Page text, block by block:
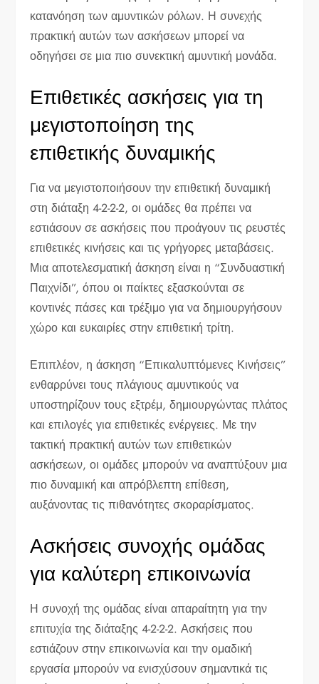
κατανόηση των αμυντικών ρόλων. Η συνεχής
πρακτική αυτών των ασκήσεων μπορεί να
οδηγήσει σε μια πιο συνεκτική αμυντική μονάδα.
Επιθετικές ασκήσεις για τη
μεγιστοποίηση της
επιθετικής δυναμικής
Για να μεγιστοποιήσουν την επιθετική δυναμική
στη διάταξη 4-2-2-2, οι ομάδες θα πρέπει να
εστιάσουν σε ασκήσεις που προάγουν τις ρευστές
επιθετικές κινήσεις και τις γρήγορες μεταβάσεις.
Μια αποτελεσματική άσκηση είναι η “Συνδυαστική
Παιχνίδι”, όπου οι παίκτες εξασκούνται σε
κοντινές πάσες και τρέξιμο για να δημιουργήσουν
χώρο και ευκαιρίες στην επιθετική τρίτη.
Επιπλέον, η άσκηση “Επικαλυπτόμενες Κινήσεις”
ενθαρρύνει τους πλάγιους αμυντικούς να
υποστηρίζουν τους εξτρέμ, δημιουργώντας πλάτος
και επιλογές για επιθετικές ενέργειες. Με την
τακτική πρακτική αυτών των επιθετικών
ασκήσεων, οι ομάδες μπορούν να αναπτύξουν μια
πιο δυναμική και απρόβλεπτη επίθεση,
αυξάνοντας τις πιθανότητες σκοραρίσματος.
Ασκήσεις συνοχής ομάδας
για καλύτερη επικοινωνία
Η συνοχή της ομάδας είναι απαραίτητη για την
επιτυχία της διάταξης 4-2-2-2. Ασκήσεις που
εστιάζουν στην επικοινωνία και την ομαδική
εργασία μπορούν να ενισχύσουν σημαντικά τις